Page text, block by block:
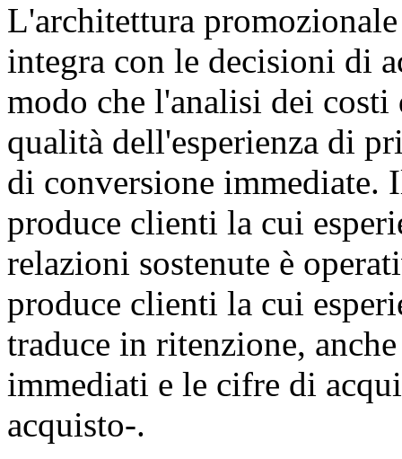
L'architettura
integra con le decisioni di
modo che l'analisi dei
qualità dell'esperienza di
di conversione immediate.
produce clienti la cui
relazioni sostenute è
produce clienti la cui
traduce in ritenzione,
immediati e le cifre di
acquisto-.